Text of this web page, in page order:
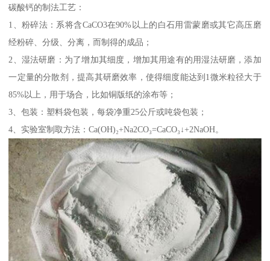
碳酸钙的制法工艺：
1、粉碎法：系将含CaCO3在90%以上的白石用雷蒙磨或其它高压磨
经粉碎、分级、分离，而制得的成品；
2、湿法研磨：为了增加其细度，增加其用途有的用湿法研磨，添加
一定量的分散剂，提高其研磨效率，使得细度能达到1微米粒径大于
85%以上，用于场合，比如铜版纸的涂布等；
3、包装：塑料袋包装，每袋净重25公斤或吨袋包装；
4、实验室制取方法：Ca(OH)₂+Na2CO₃=CaCO₃↓+2NaOH。